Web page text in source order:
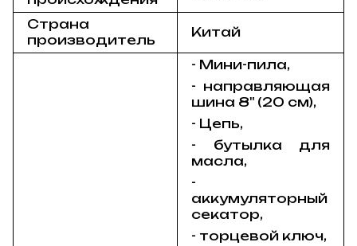
Страна
производитель
Китай
- Мини-пила,
- направляющая
шина 8" (20 см),
- Цепь,
- бутылка для
масла,
-
аккумуляторный
секатор,
- торцевой ключ,